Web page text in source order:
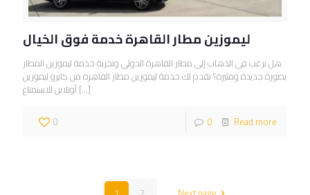
ليموزين مطار القاهرة خدمة فوق الخيال
هل ترغب في الذهاب إلى مطار القاهرة الدولي وتجربة خدمة ليموزين المطار
بصورة جديدة ومثيرة؟ نقدم لك خدمة ليموزين مطار القاهرة من كايرو ليموزين
أونلاين للاستمتاع[…]
0
0 Read more